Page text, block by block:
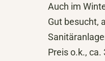
Auch im
Gut besucht,
Preis o.k., ca.